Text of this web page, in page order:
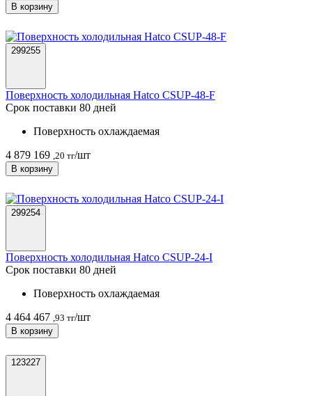
В корзину
299255
Поверхность холодильная Hatco CSUP-48-F
Срок поставки 80 дней
Поверхность охлаждаемая
4 879 169 ,20 тг/шт
В корзину
299254
Поверхность холодильная Hatco CSUP-24-I
Срок поставки 80 дней
Поверхность охлаждаемая
4 464 467 ,93 тг/шт
В корзину
123227